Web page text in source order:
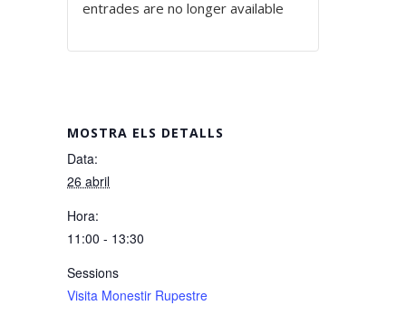
MOSTRA ELS DETALLS
Data:
26 abril
Hora:
11:00 - 13:30
Sessions
Visita Monestir Rupestre
entrades are no longer available